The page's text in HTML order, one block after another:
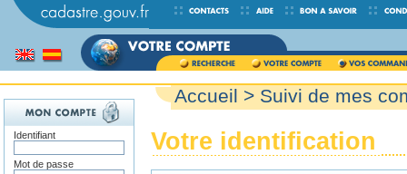
Accueil > Suivi de mes
Votre identification
Identifiant
Mot de passe